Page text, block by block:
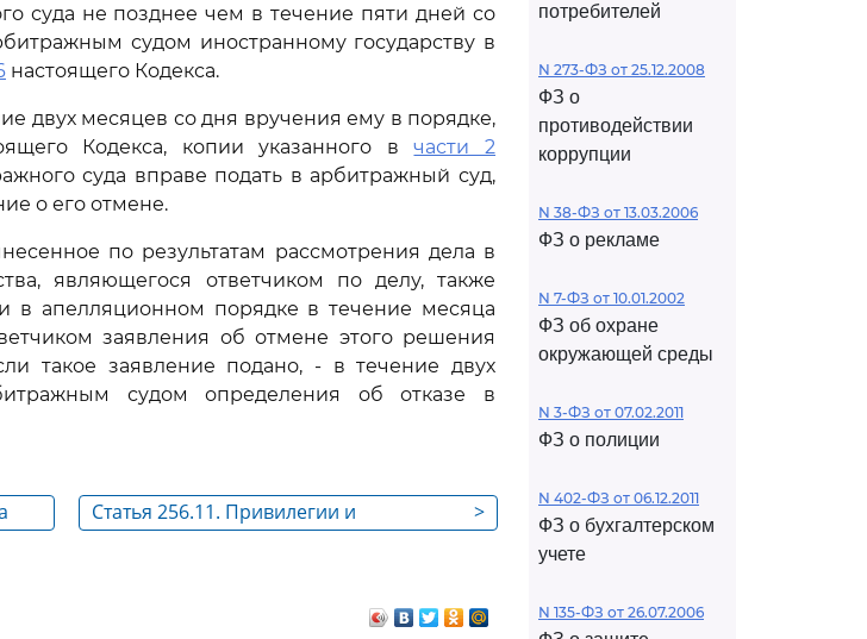
суда не позднее чем в течение пяти дней со
судом иностранному государству в
настоящего Кодекса.
двух месяцев со дня вручения ему в порядке,
Кодекса, копии указанного вчасти 2
суда вправе подать в арбитражный суд,
о его отмене.
по результатам рассмотрения дела в
являющегося ответчиком по делу, также
в апелляционном порядке в течение месяца
заявления об отмене этого решения
такое заявление подано, - в течение двух
судом определения об отказе в
>
Статья 256.11. Привилегии и
потребителей
N 273-ФЗ от 25.12.2008
ФЗ о
противодействии
коррупции
N 38-ФЗ от 13.03.2006
ФЗ о рекламе
N 7-ФЗ от 10.01.2002
ФЗ об охране
окружающей среды
N 3-ФЗ от 07.02.2011
ФЗ о полиции
N 402-ФЗ от 06.12.2011
ФЗ о бухгалтерском
учете
N 135-ФЗ от 26.07.2006